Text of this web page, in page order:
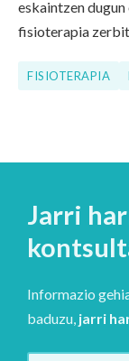
eskaintzen
fisioterapia
FISIOTERAPIA
Jarri
Informazio
baduzu, jarri